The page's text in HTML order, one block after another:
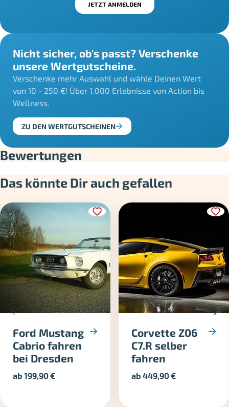
Nicht sicher, ob's passt? Verschenke
unsere Wertgutscheine.
Verschenke mehr Auswahl und wähle Deinen Wert
von 10 - 250 €! Über 1.000 Erlebnisse von Action bis
Wellness.
ZU DEN WERTGUTSCHEINEN
Bewertungen
Das könnte Dir auch gefallen
Ford Mustang
Cabrio fahren
bei Dresden
ab199,90€
Corvette Z06
C7.R selber
fahren
ab449,90€